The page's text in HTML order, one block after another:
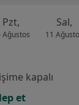
Pzt,
Ağustos
Sal,
11
kapalı
et